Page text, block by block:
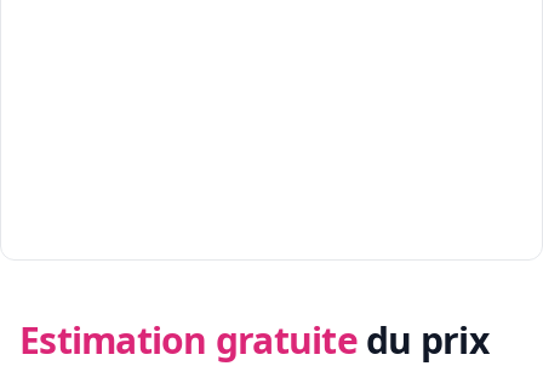
Estimation gratuite du prix